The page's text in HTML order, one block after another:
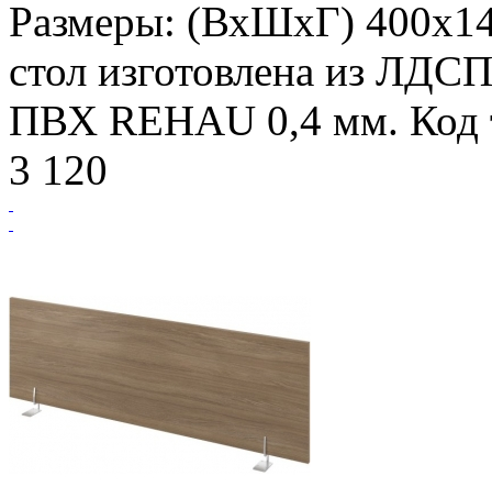
Размеры: (ВхШхГ)
стол изготовлена из
ПВХ REHAU 0,4 мм. Код
3 120